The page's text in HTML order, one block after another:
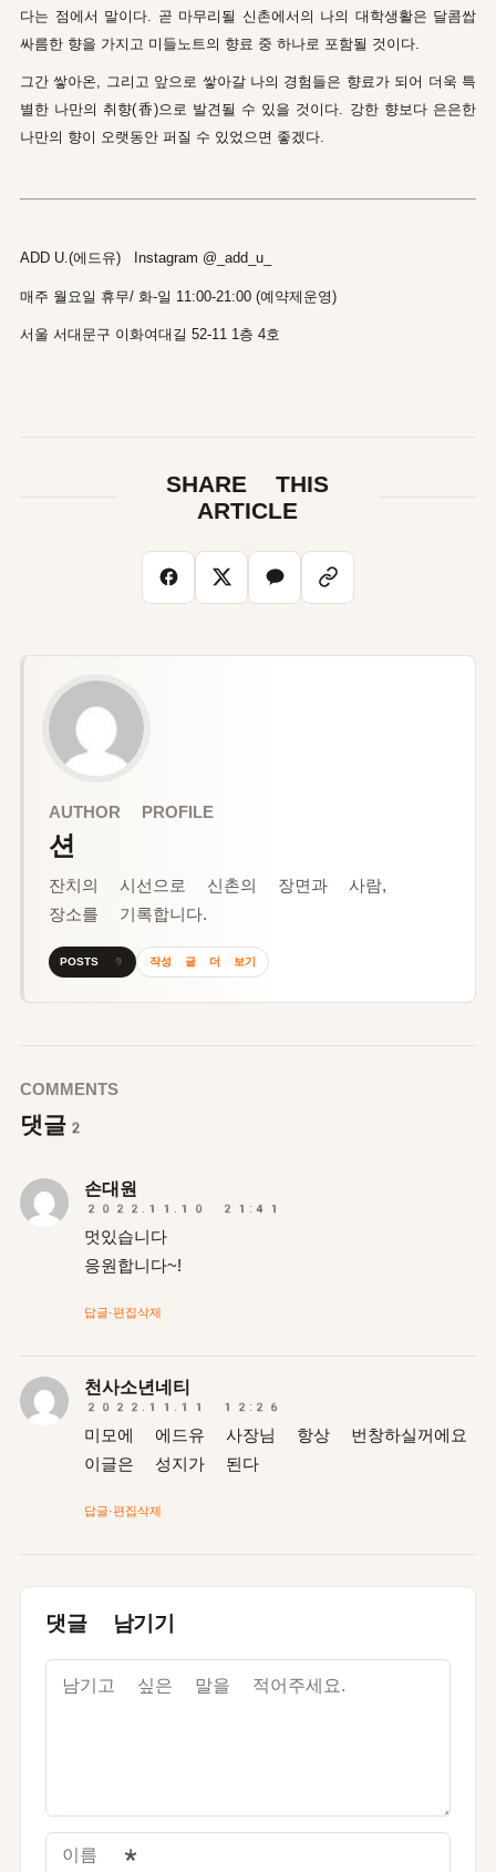
다는 점에서 말이다. 곧 마무리될 신촌에서의 나의 대학생활은 달콤쌉
싸름한 향을 가지고 미들노트의 향료 중 하나로 포함될 것이다.
그간쌓아온, 그리고 앞으로 쌓아갈 나의 경험들은 향료가 되어 더욱 특
별한 나만의 취향(香)으로 발견될 수 있을 것이다. 강한 향보다 은은한
나만의 향이 오랫동안 퍼질 수 있었으면 좋겠다.
ADD U.(에드유) Instagram @_add_u_
매주 월요일 휴무/ 화-일 11:00-21:00 (예약제운영)
서울 서대문구 이화여대길 52-11 1층 4호
SHARE THIS
ARTICLE
AUTHOR PROFILE
션
잔치의 시선으로 신촌의 장면과 사람,
장소를 기록합니다.
POSTS 9 작성 글 더 보기
COMMENTS
댓글 2
손대원
2022.11.10 21:41
멋있습니다
응원합니다~!
답글·편집삭제
천사소년네티
2022.11.11 12:26
미모에 에드유 사장님 항상 번창하실꺼에요
이글은 성지가 된다
답글·편집삭제
댓글 남기기
이름